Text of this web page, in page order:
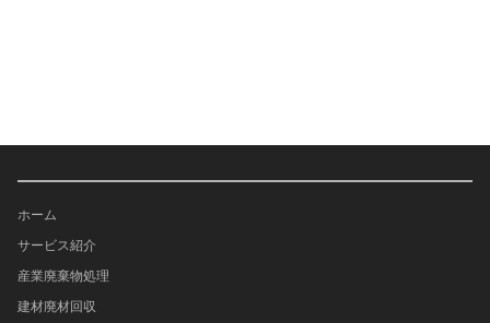
ホーム
サービス紹介
産業廃棄物処理
建材廃材回収